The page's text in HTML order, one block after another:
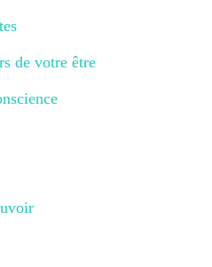
de votre être